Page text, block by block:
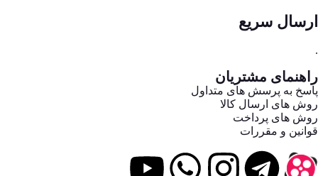
ارسال سریع
.
راهنمای مشتریان
پاسخ به پرسش های متداول
روش های ارسال کالا
روش های پرداخت
قوانین و مقررات